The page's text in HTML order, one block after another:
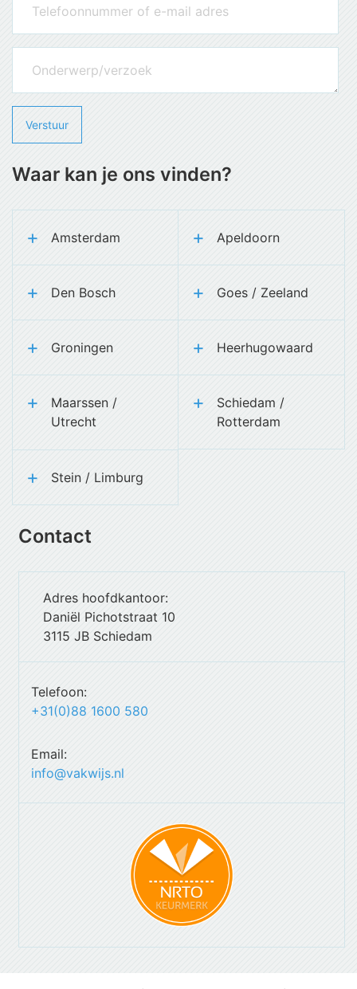
Waar kan je ons vinden?
Amsterdam Apeldoorn
Den Bosch Goes / Zeeland
Groningen Heerhugowaard
Maarssen /
Utrecht
Schiedam /
Rotterdam
Stein / Limburg
Contact
Adres hoofdkantoor:
Daniël Pichotstraat 10
3115 JB Schiedam
Telefoon:
+31(0)88 1600 580
Email:
info@vakwijs.nl